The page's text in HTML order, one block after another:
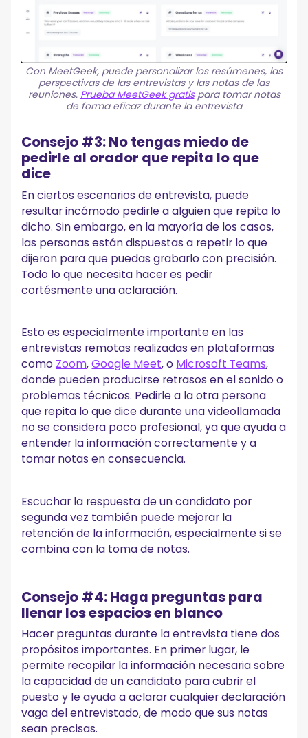
Con MeetGeek, puede personalizar los resúmenes, las
perspectivas de las entrevistas y las notas de las
reuniones. Prueba MeetGeek gratispara tomar notas
de forma eficaz durante la entrevista
Consejo #3: No tengas miedo de
pedirle al orador que repita lo que
dice
En ciertos escenarios de entrevista, puede
resultar incómodo pedirle a alguien que repita lo
dicho. Sin embargo, en la mayoría de los casos,
las personas están dispuestas a repetir lo que
dijeron para que puedas grabarlo con precisión.
Todo lo que necesita hacer es pedir
cortésmente una aclaración.
Esto es especialmente importante en las
entrevistas remotas realizadas en plataformas
como Zoom,Google Meet, o Microsoft Teams,
donde pueden producirse retrasos en el sonido o
problemas técnicos. Pedirle a la otra persona
que repita lo que dice durante una videollamada
no se considera poco profesional, ya que ayuda a
entender la información correctamente y a
tomar notas en consecuencia.
Escuchar la respuesta de un candidato por
segunda vez también puede mejorar la
retención de la información, especialmente si se
combina con la toma de notas.
Consejo #4: Haga preguntas para
llenar los espacios en blanco
Hacer preguntas durante la entrevista tiene dos
propósitos importantes. En primer lugar, le
permite recopilar la información necesaria sobre
la capacidad de un candidato para cubrir el
puesto y le ayuda a aclarar cualquier declaración
vaga del entrevistado, de modo que sus notas
sean precisas.